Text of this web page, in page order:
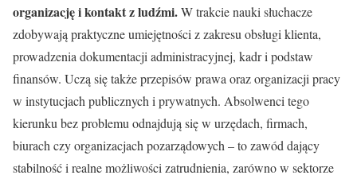
organizację i kontakt z ludźmi.W trakcie nauki słuchacze
zdobywają praktyczne umiejętności z zakresu obsługi klienta,
prowadzenia dokumentacji administracyjnej, kadr i podstaw
finansów. Uczą się także przepisów prawa oraz organizacji pracy
w instytucjach publicznych i prywatnych. Absolwenci tego
kierunku bez problemu odnajdują się w urzędach, firmach,
biurach czy organizacjach pozarządowych – to zawód dający
stabilność i realne możliwości zatrudnienia, zarówno w sektorze